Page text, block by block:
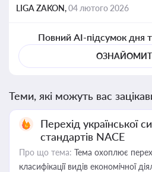
LIGA ZAKON,04 лютого 2026
Повний AI-підсумок дня
Теми, які можуть вас
Перехід української
стандартів NACE
Про що тема: Тема охоплює
класифікації видів економічної